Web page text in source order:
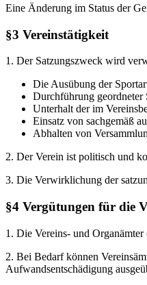
Eine Änderung im Status der
§3 Vereinstätigkeit
1. Der Satzungszweck wird
Die Ausübung der
Durchführung geordneter
Unterhalt der im
Einsatz von sachgemäß
Abhalten von
2. Der Verein ist politisch und
3. Die Verwirklichung der
§4 Vergütungen für die
1. Die Vereins- und
2. Bei Bedarf können
Aufwandsentschädigung